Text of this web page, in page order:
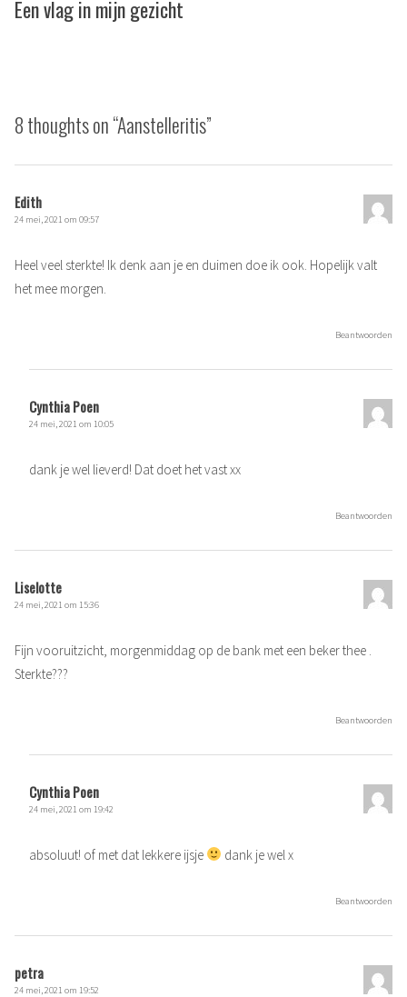
Een vlag in mijn gezicht
8 thoughts on “Aanstelleritis”
Edith
24 mei, 2021 om 09:57
Heel veel sterkte! Ik denk aan je en duimen doe ik ook. Hopelijk valt
het mee morgen.
Beantwoorden
Cynthia Poen
24 mei, 2021 om 10:05
dank je wel lieverd! Dat doet het vast xx
Beantwoorden
Liselotte
24 mei, 2021 om 15:36
Fijn vooruitzicht, morgenmiddag op de bank met een beker thee .
Sterkte???
Beantwoorden
Cynthia Poen
24 mei, 2021 om 19:42
absoluut! of met dat lekkere ijsje dank je wel x
Beantwoorden
petra
24 mei, 2021 om 19:52